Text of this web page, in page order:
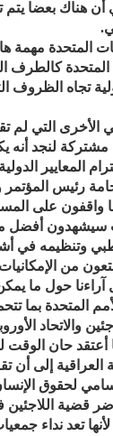
هناك بعضا يتم
المتحدة مهمة
المتحدة كالطرف
تجاه الظروف
الأخرى التي لم
مشتركة لنجد أنه
المعايير
رئيس المؤتمر
واقفون على
سيشهدون أفضل
وتنظيمه في
من
حول ما
المتحدة بما
والاتحاد
أعتقد حان
العراقية إلى أن
لحقوق
قضية اللاجئين
تعد نداء